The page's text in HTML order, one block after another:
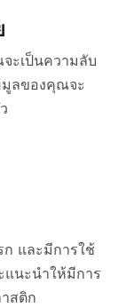
ะเป็นความลับ
มูลของคุณจะ
ก และมีการใช้
แนะนำให้มีการ
สติก